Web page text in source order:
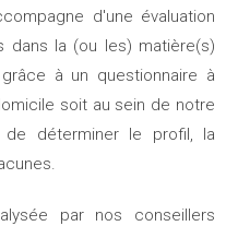
d'une évaluation
la (ou les) matière(s)
à un questionnaire à
soit au sein de notre
déterminer le profil, la
par nos conseillers